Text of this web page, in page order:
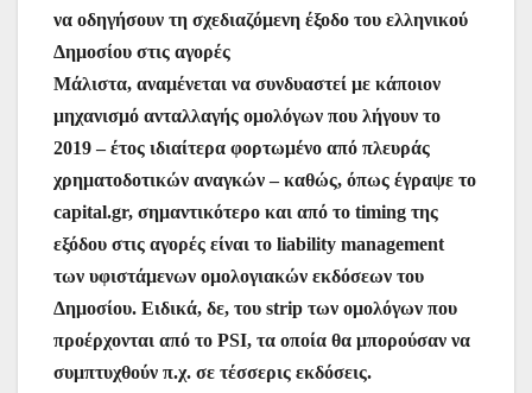
να οδηγήσουν τη σχεδιαζόμενη έξοδο του ελληνικού
Δημοσίου στις αγορές
Μάλιστα, αναμένεται να συνδυαστεί με κάποιον
μηχανισμό ανταλλαγής ομολόγων που λήγουν το
2019 – έτος ιδιαίτερα φορτωμένο από πλευράς
χρηματοδοτικών αναγκών – καθώς, όπως έγραψε το
capital.gr, σημαντικότερο και από το timing της
εξόδου στις αγορές είναι το liability management
των υφιστάμενων ομολογιακών εκδόσεων του
Δημοσίου. Ειδικά, δε, του strip των ομολόγων που
προέρχονται από το PSI, τα οποία θα μπορούσαν να
συμπτυχθούν π.χ. σε τέσσερις εκδόσεις.